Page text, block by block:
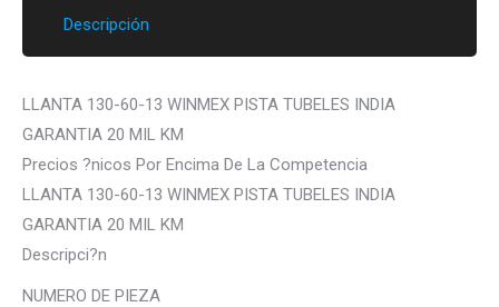
Descripción
LLANTA 130-60-13 WINMEX PISTA TUBELES INDIA
GARANTIA 20 MIL KM
Precios ?nicos Por Encima De La Competencia
LLANTA 130-60-13 WINMEX PISTA TUBELES INDIA
GARANTIA 20 MIL KM
Descripci?n
NUMERO DE PIEZA